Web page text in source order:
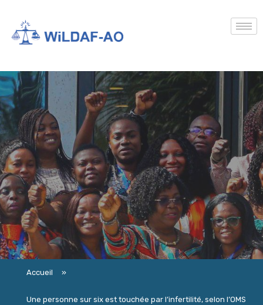
Accueil »
Une personne sur six est touchée par l’infertilité, selon l’OMS